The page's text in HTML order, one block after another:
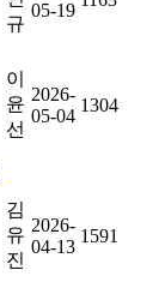
규
05-19
이
윤
선
2026-
05-04
1304
김
유
진
2026-
04-13
1591